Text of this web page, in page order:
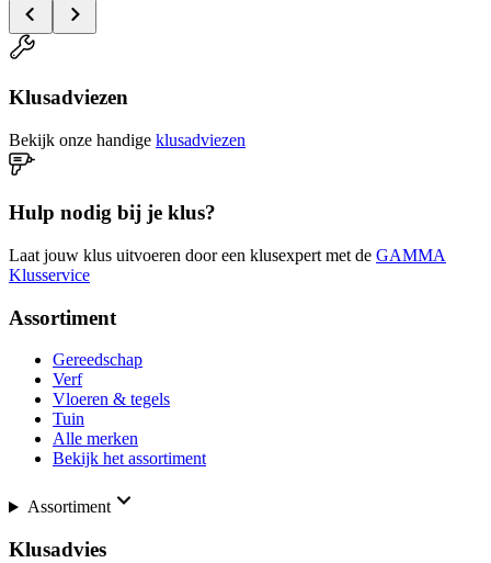
Klusadviezen
Bekijk onze handige klusadviezen
Hulp nodig bij je klus?
Laat jouw klus uitvoeren door een klusexpert met de GAMMA
Klusservice
Assortiment
Gereedschap
Verf
Vloeren & tegels
Tuin
Alle merken
Bekijk het assortiment
Assortiment
Klusadvies